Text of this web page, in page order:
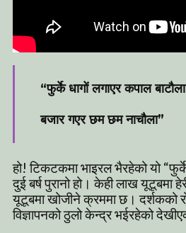
“फुर्के धागों लगाएर कपाल
बजार गएर छम छम नाचौला”
हो! टिकटकमा भाइरल भैरहेको यो
दुई बर्ष पुरानो हो। केही लाख यूटूबमा
यूटूबमा खोजीने क्रममा छ। दर्शकको
विज्ञापनको ठुलो केन्द्र भईरहेको